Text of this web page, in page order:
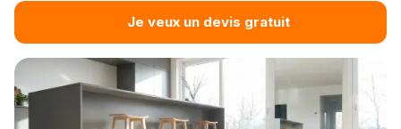
Je veux un devis gratuit